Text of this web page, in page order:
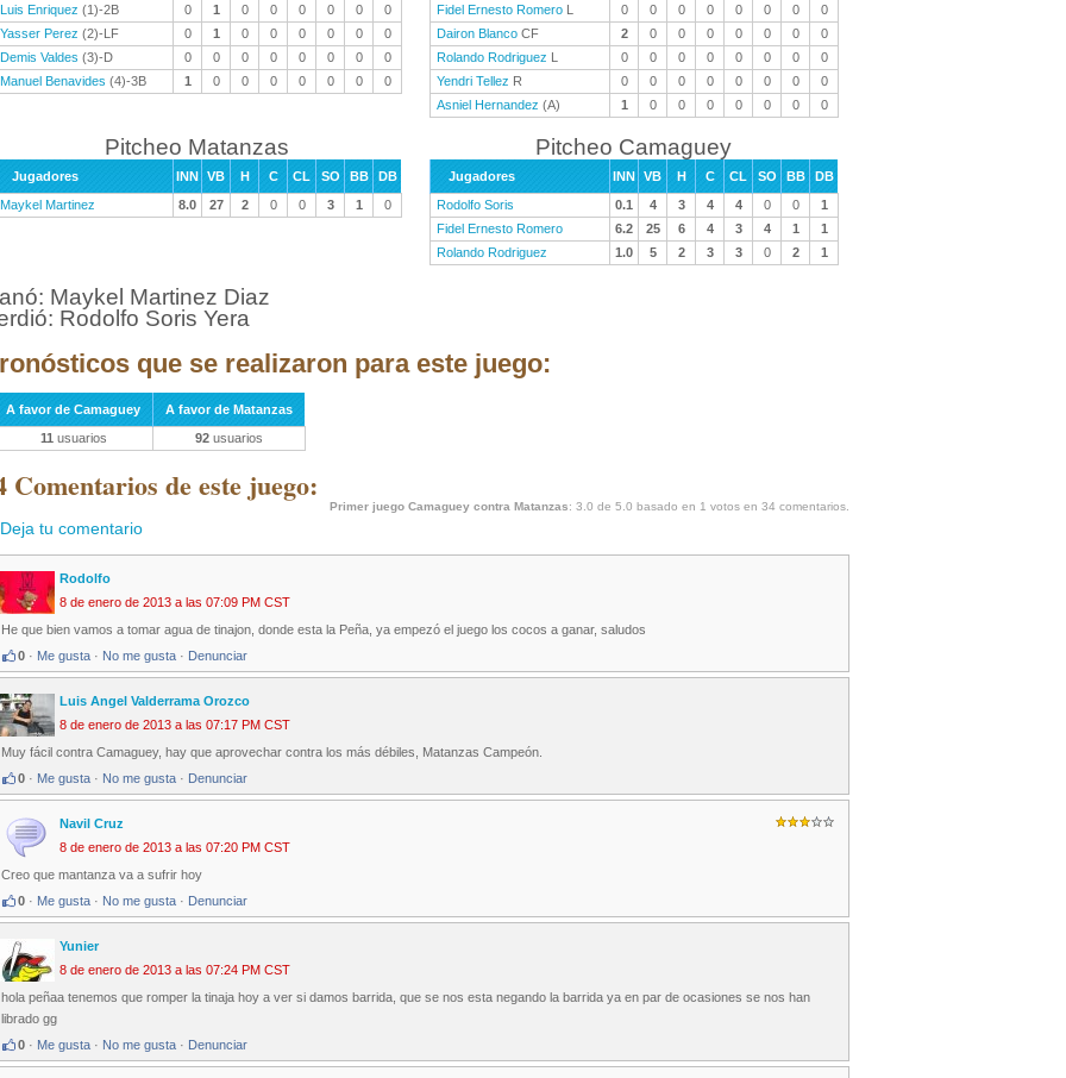
Luis Enriquez (1)-2B 0 1 0 0 0 0 0
0
Yasser Perez (2)-LF 0 1 0 0 0 0 0
0
Demis Valdes (3)-D 0 0 0 0 0 0 0
0
Manuel Benavides (4)-3B 1 0 0 0 0 0 0 0
Fidel Ernesto Romero L 0 0 0 0 0 0 0
0
Dairon Blanco CF 2 0 0 0 0 0 0
0
Rolando Rodriguez L 0 0 0 0 0 0 0
0
Yendri Tellez R 0 0 0 0 0 0 0
0
Asniel Hernandez (A) 1 0 0 0 0 0 0 0
Pitcheo Matanzas
Jugadores INN VB H C CL SO BB
DB
Maykel Martinez
8.0 27 2 0 0 3 1 0
Pitcheo Camaguey
Jugadores INN VB H C CL SO BB
DB
Rodolfo Soris
0.1 4 3 4 4 0 0
1
Fidel Ernesto Romero
6.2 25 6 4 3 4 1
1
Rolando Rodriguez
1.0 5 2 3 3 0 2 1
Maykel Martinez Diaz
Rodolfo Soris Yera
que se realizaron para este juego:
A favor de Camaguey
A favor de Matanzas
11 usuarios 92 usuarios
Comentarios de este juego:
Primer juego Camaguey contra Matanzas: 3.0 de 5.0 basado en 1 votos en 34 comentarios.
Deja tu comentario
Rodolfo
8 de enero de 2013 a las 07:09 PM CST
He que bien vamos a tomar agua de tinajon, donde esta la Peña, ya empezó el juego los cocos a ganar, saludos
0 · Me gusta · No me gusta · Denunciar
Luis Angel Valderrama Orozco
8 de enero de 2013 a las 07:17 PM CST
Muy fácil contra Camaguey, hay que aprovechar contra los más débiles, Matanzas Campeón.
0 · Me gusta · No me gusta · Denunciar
Navil Cruz
8 de enero de 2013 a las 07:20 PM CST
Creo que mantanza va a sufrir hoy
0 · Me gusta · No me gusta · Denunciar
Yunier
8 de enero de 2013 a las 07:24 PM CST
hola peñaa tenemos que romper la tinaja hoy a ver si damos barrida, que se nos esta negando la barrida ya en par de ocasiones se nos han
librado gg
0 · Me gusta · No me gusta · Denunciar